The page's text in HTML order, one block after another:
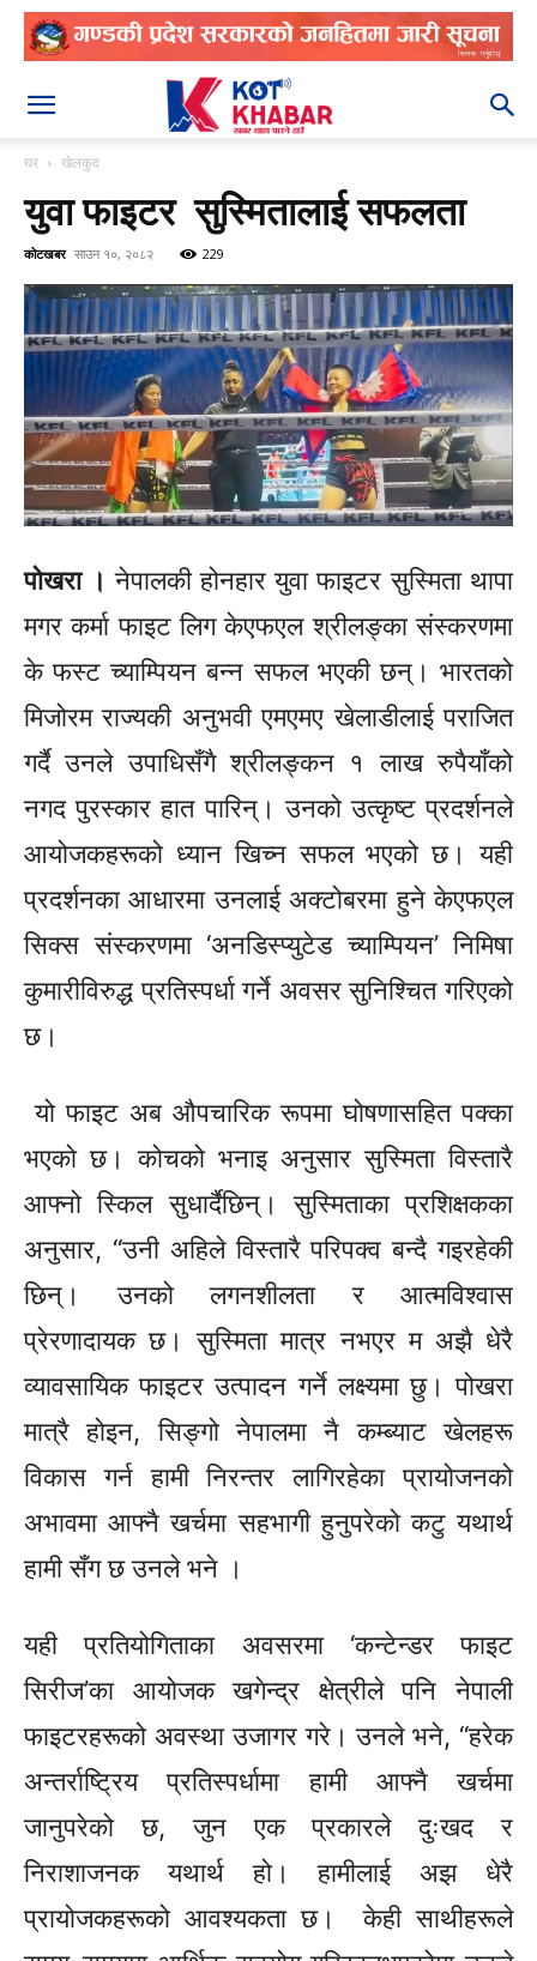
घर खेलकुद
युवा फाइटर सुस्मितालाई सफलता
कोटखबर साउन १०, २०८२ 229
पोखरा ।नेपालकी होनहार युवा फाइटर सुस्मिता थापा
मगर कर्मा फाइट लिगकेएफएलश्रीलङ्का संस्करणमा
के फस्ट च्याम्पियन बन्न सफल भएकी छन्। भारतको
मिजोरम राज्यकी अनुभवीएमएमए खेलाडीलाई पराजित
गर्दै उनले उपाधिसँगै श्रीलङ्कन १ लाख रुपैयाँको
नगद पुरस्कार हात पारिन्। उनको उत्कृष्ट प्रदर्शनले
आयोजकहरूको ध्यान खिच्न सफल भएको छ। यही
प्रदर्शनका आधारमा उनलाई अक्टोबरमा हुनेकेएफएल
सिक्स संस्करणमा ‘अनडिस्प्युटेडच्याम्पियन’निमिषा
कुमारीविरुद्ध प्रतिस्पर्धा गर्ने अवसर सुनिश्चित गरिएको
छ।
यो फाइट अब औपचारिक रूपमा घोषणासहित पक्का
भएको छ। कोचको भनाइ अनुसार सुस्मिता विस्तारै
आफ्नोस्किल सुधार्दैछिन्।
सुस्मिताका प्रशिक्षकका
अनुसार, “उनी अहिले विस्तारै परिपक्व बन्दै गइरहेकी
छिन्। उनको लगनशीलता र आत्मविश्वास
प्रेरणादायक छ। सुस्मिता मात्र नभएर म अझै धेरै
व्यावसायिक फाइटर उत्पादन गर्ने लक्ष्यमा छु। पोखरा
मात्रै होइन, सिङ्गो नेपालमा नै कम्ब्याट खेलहरू
विकास गर्न हामी निरन्तर लागिरहेका प्रायोजनको
अभावमा आफ्नै खर्चमा सहभागी हुनुपरेको कटु यथार्थ
हामी सँग छ उनले भने ।
यही प्रतियोगिताका अवसरमा ‘कन्टेन्डरफाइट
सिरीज’काआयोजक खगेन्द्र क्षेत्रीले पनि नेपाली
फाइटरहरूको अवस्था उजागर गरे। उनले भने, “हरेक
अन्तर्राष्ट्रिय प्रतिस्पर्धामा हामी आफ्नै खर्चमा
जानुपरेको छ, जुन एक प्रकारले दुःखद र
निराशाजनक यथार्थ हो। हामीलाई अझ धेरै
प्रायोजकहरूको आवश्यकता छ। केही साथीहरूले